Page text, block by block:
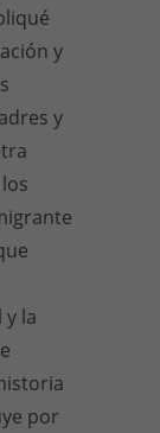
y
y
la
por